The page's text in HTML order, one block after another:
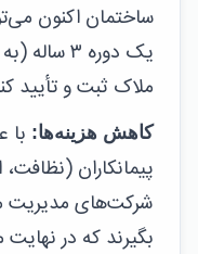
ساختمان اکنون
یک دوره
ملاک ثبت و تأیید
کاهش هزینه‌ها:
پیمانکاران
شرکت‌های مدیریت
بگیرند که در